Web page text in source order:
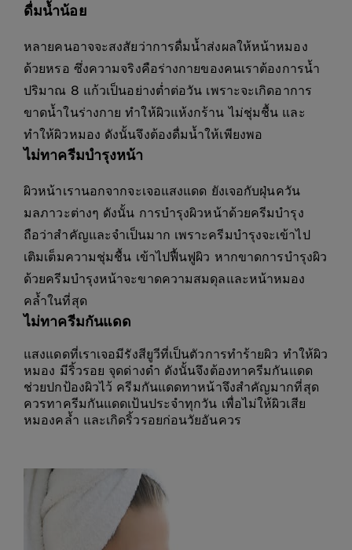
ดื่มน้ำน้อย
หลายคนอาจจะสงสัยว่าการดื่มน้ำส่งผลให้หน้าหมอง
ด้วยหรอ ซึ่งความจริงคือร่างกายของคนเราต้องการน้ำ
ปริมาณ 8 แก้วเป็นอย่างต่ำต่อวัน เพราะจะเกิดอาการ
ขาดน้ำในร่างกาย ทำให้ผิวแห้งกร้าน ไม่ชุ่มชื้น และ
ทำให้ผิวหมอง ดังนั้นจึงต้องดื่มน้ำให้เพียงพอ
ไม่ทาครีมบำรุงหน้า
ผิวหน้าเรานอกจากจะเจอแสงแดด ยังเจอกับฝุ่นควัน
มลภาวะต่างๆ ดังนั้น การบำรุงผิวหน้าด้วยครีมบำรุง
ถือว่าสำคัญและจำเป็นมาก เพราะครีมบำรุงจะเข้าไป
เติมเต็มความชุ่มชื้น เข้าไปฟื้นฟูผิว หากขาดการบำรุงผิว
ด้วยครีมบำรุงหน้าจะขาดความสมดุลและหน้าหมอง
คล้ำในที่สุด
ไม่ทาครีมกันแดด
แสงแดดที่เราเจอมีรังสียูวีที่เป็นตัวการทำร้ายผิว ทำให้ผิว
หมอง มีริ้วรอย จุดด่างดำ ดังนั้นจึงต้องทาครีมกันแดด
ช่วยปกป้องผิวไว้ ครีมกันแดดทาหน้าจึงสำคัญมากที่สุด
ควรทาครีมกันแดดเป้นประจำทุกวัน เพื่อไม่ให้ผิวเสีย
หมองคล้ำ และเกิดริ้วรอยก่อนวัยอันควร